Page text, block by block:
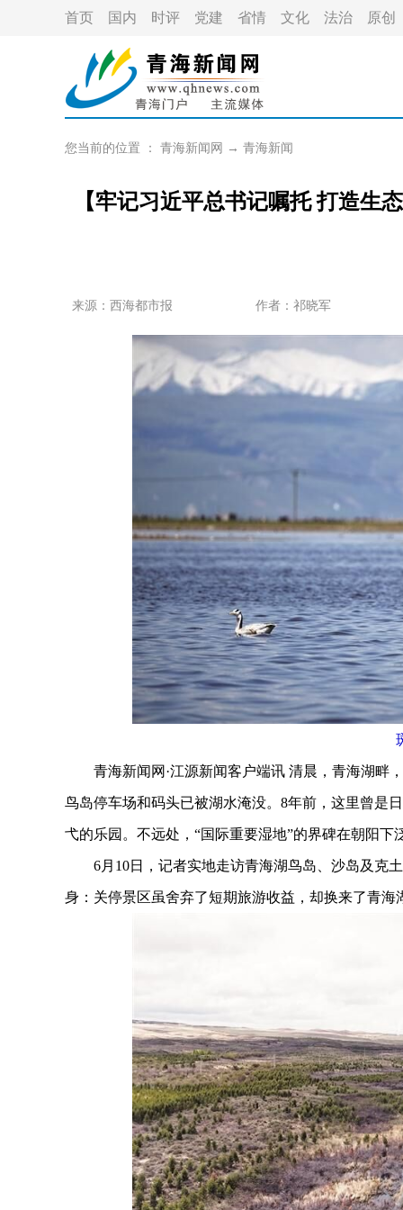
首页 国内 时评 党建 省情 文化 法治 原创
您当前的位置 ： 青海新闻网 → 青海新闻
【牢记习近平总书记嘱托 打造生
来源： 西海都市报 作者： 祁晓军
青海新闻网·江源新闻客户端讯 清晨，青海湖畔
鸟岛停车场和码头已被湖水淹没。8年前，这里曾是
弋的乐园。不远处，“国际重要湿地”的界碑在朝阳
6月10日，记者实地走访青海湖鸟岛、沙岛及克土
身：关停景区虽舍弃了短期旅游收益，却换来了青海